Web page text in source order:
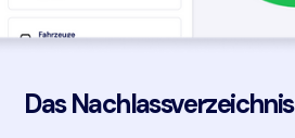
Das Nachlassverzeichnis